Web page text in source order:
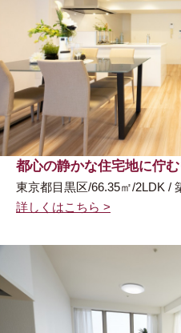
都心の静かな住宅地に佇
東京都目黒区/66.35㎡/2LDK /
詳しくはこちら >